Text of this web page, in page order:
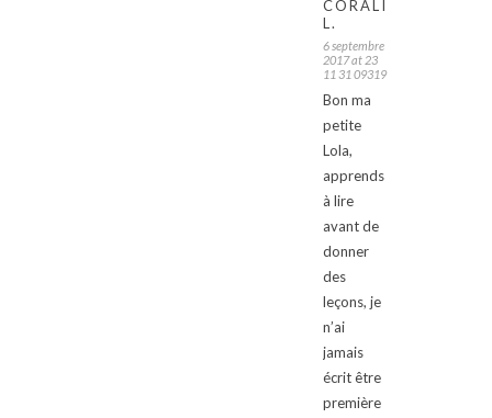
CORALIE
L.
6 septembre
2017 at 23
11 31 09319
Bon ma
petite
Lola,
apprends
à lire
avant de
donner
des
leçons, je
n’ai
jamais
écrit être
première